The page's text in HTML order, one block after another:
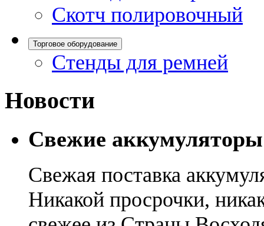
Скотч полировочный
Торговое оборудование
Стенды для ремней
Новости
Свежие
Свежая поставка
Никакой просрочки,